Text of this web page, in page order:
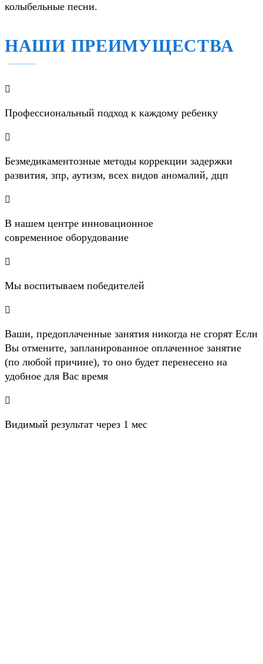
колыбельные песни.
НАШИ ПРЕИМУЩЕСТВА

Профессиональный подход к каждому ребенку

Безмедикаментозные методы коррекции задержки
развития, зпр, аутизм, всех видов аномалий, дцп

B нашем центре инновационное
современное оборудование

Мы воспитываем победителей

Ваши, предоплаченные занятия никогда не сгорят Если
Вы отмените, запланированное оплаченное занятие
(по любой причине), то оно будет перенесено на
удобное для Вас время

Видимый результат через 1 мес